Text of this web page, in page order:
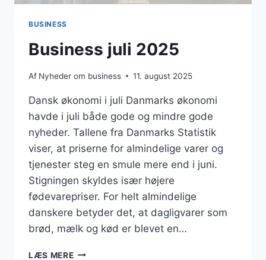
BUSINESS
Business juli 2025
Af Nyheder om business 11. august 2025
Dansk økonomi i juli Danmarks økonomi
havde i juli både gode og mindre gode
nyheder. Tallene fra Danmarks Statistik
viser, at priserne for almindelige varer og
tjenester steg en smule mere end i juni.
Stigningen skyldes især højere
fødevarepriser. For helt almindelige
danskere betyder det, at dagligvarer som
brød, mælk og kød er blevet en…
LÆS MEREBUSINESS